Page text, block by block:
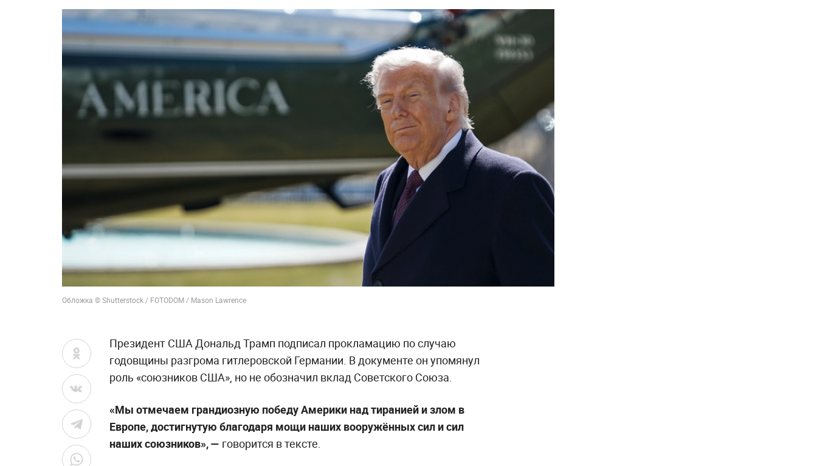
Обложка © Shutterstock / FOTODOM / Mason Lawrence
Президент США Дональд Трамп подписал прокламацию по случаю
годовщины разгрома гитлеровской Германии. В документе он упомянул
роль «союзников США», но не обозначил вклад Советского Союза.
«Мы отмечаем грандиозную победу Америки над тиранией и злом в
Европе, достигнутую благодаря мощи наших вооружённых сил и сил
наших союзников», — говорится в тексте.